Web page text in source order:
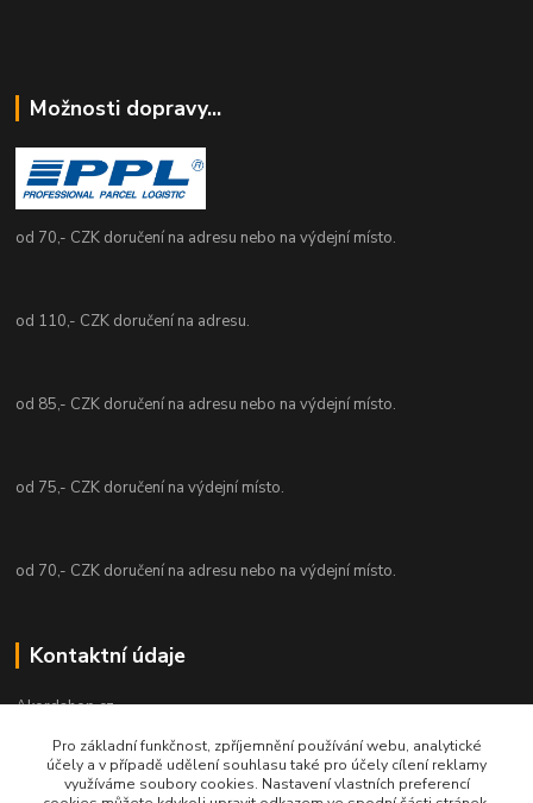
Možnosti dopravy...
od 70,- CZK doručení na adresu nebo na výdejní místo.
od 110,- CZK doručení na adresu.
od 85,- CZK doručení na adresu nebo na výdejní místo.
od 75,- CZK doručení na výdejní místo.
od 70,- CZK doručení na adresu nebo na výdejní místo.
Kontaktní údaje
Akordshop.cz
Zdeněk Šulc
+420731485643
Pro základní funkčnost, zpříjemnění používání webu, analytické
účely a v případě udělení souhlasu také pro účely cílení reklamy
využíváme soubory cookies. Nastavení vlastních preferencí